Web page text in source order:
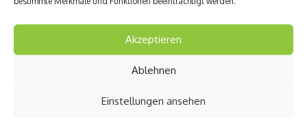
Akzeptieren
Ablehnen
Einstellungen ansehen
Laut einer Studie der Universität Bayreuth ist der Crunch
mit langen Armen übrigens die beste Bauchübung der
Welt. Mit Hilfe der Elektromyografie (EMG) haben die
Muskels gemessen. Bei keiner anderen Übung haben die